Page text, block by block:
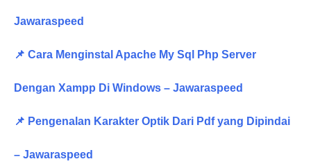
Jawaraspeed
📌 Cara Menginstal Apache My Sql Php Server
Dengan Xampp Di Windows – Jawaraspeed
📌 Pengenalan Karakter Optik Dari Pdf yang Dipindai
– Jawaraspeed